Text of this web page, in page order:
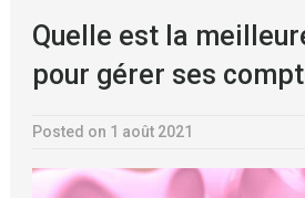
Quelle est la
pour gérer ses
Posted on 1 août 2021